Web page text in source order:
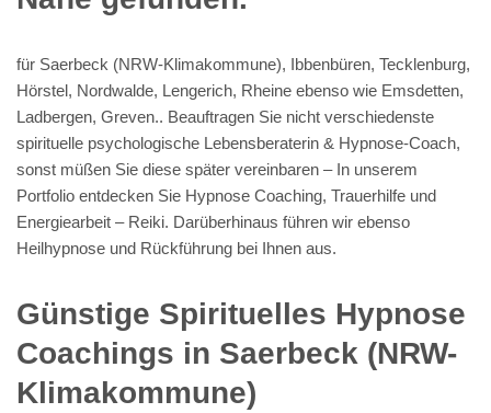
für Saerbeck (NRW-Klimakommune), Ibbenbüren, Tecklenburg,
Hörstel, Nordwalde, Lengerich, Rheine ebenso wie Emsdetten,
Ladbergen, Greven.. Beauftragen Sie nicht verschiedenste
spirituelle psychologische Lebensberaterin & Hypnose-Coach,
sonst müßen Sie diese später vereinbaren – In unserem
Portfolio entdecken Sie Hypnose Coaching, Trauerhilfe und
Energiearbeit – Reiki. Darüberhinaus führen wir ebenso
Heilhypnose und Rückführung bei Ihnen aus.
Günstige Spirituelles Hypnose
Coachings in Saerbeck (NRW-
Klimakommune)